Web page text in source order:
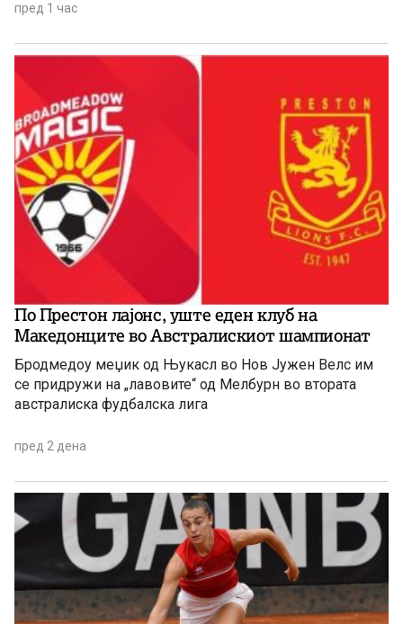
пред 1 час
По Престон лајонс, уште еден клуб на
Македонците во Австралискиот шампионат
Бродмедоу меџик од Њукасл во Нов Јужен Велс им
се придружи на „лавовите“ од Мелбурн во втората
австралиска фудбалска лига
пред 2 дена